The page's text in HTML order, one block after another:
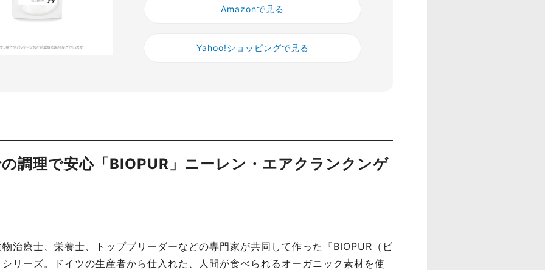
Amazonで見る
Yahoo!ショッピングで見る
調理で安心「BIOPUR」ニーレン・エアクランクンゲ
治療士、栄養士、トップブリーダーなどの専門家が共同して作った『BIOPUR（ビ
リーズ。ドイツの生産者から仕入れた、人間が食べられるオーガニック素材を使